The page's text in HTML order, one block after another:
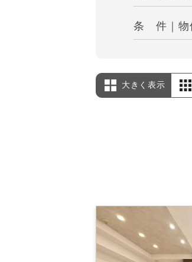
条 件｜物
大きく表示